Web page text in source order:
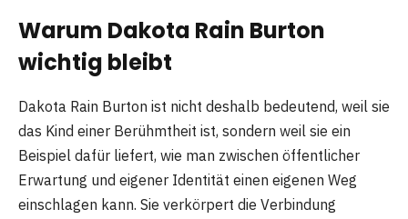
Warum Dakota Rain Burton
wichtig bleibt
Dakota Rain Burton ist nicht deshalb bedeutend, weil sie
das Kind einer Berühmtheit ist, sondern weil sie ein
Beispiel dafür liefert, wie man zwischen öffentlicher
Erwartung und eigener Identität einen eigenen Weg
einschlagen kann. Sie verkörpert die Verbindung